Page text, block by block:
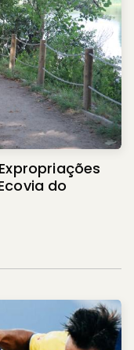
do